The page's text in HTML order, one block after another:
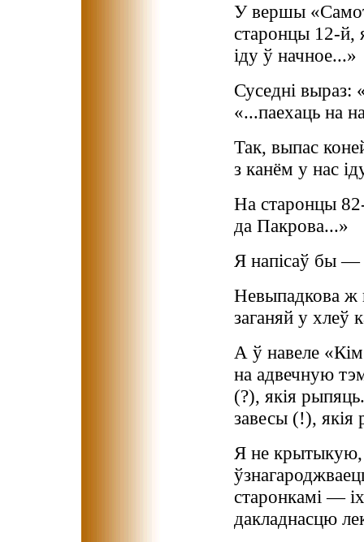
У вершы
старонцы 12-й,
іду ў начное...»
Суседні
«...паехаць на
Так, выпас
з канём у нас
На старонцы
да Пакрова...»
Я напісаў бы —
Невыпадкова ж
заганяй у хлеў
А ў навеле
на адвечную
(?), якія
завесы (!), якія
Я не крытыкую,
старонкамі —
дакладнасцю